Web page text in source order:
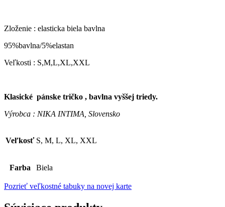
Zloženie : elasticka biela bavlna
95%bavlna/5%elastan
Veľkosti : S,M,L,XL,XXL
Klasické pánske tričko , bavlna vyššej triedy.
Výrobca : NIKA INTIMA, Slovensko
Veľkosť S, M, L, XL, XXL
Farba Biela
Pozrieť veľkostné tabuky na novej karte